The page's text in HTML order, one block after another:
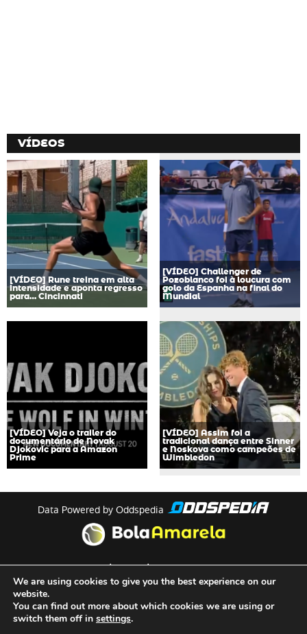
VÍDEOS
[VÍDEO] Rune treina em alta
intensidade e aponta regresso
para… Cincinnati
[VÍDEO] Challenger de
Pozoblanco foi à loucura com
golo da Espanha na final do
Mundial
[VÍDEO] Veja o trailer do
documentário de Novak
Djokovic para a Amazon
Prime
[VÍDEO] Assim foi a
tradicional dança entre Sinner
e Noskova como campeões de
Wimbledon
Data Powered by Oddspedia
theme bymeow
We are using cookies to give you the best experience on our
website.
You can find out more about which cookies we are using or
switch them off in settings.